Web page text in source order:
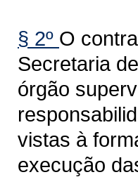
§ 2º O
Secretaria
órgão
vistas à
execução